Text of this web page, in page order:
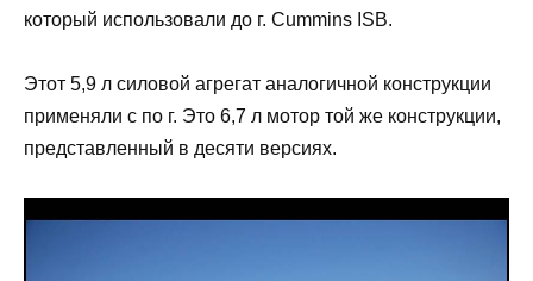
который использовали до г. Cummins ISB.
Этот 5,9 л силовой агрегат аналогичной конструкции
применяли с по г. Это 6,7 л мотор той же конструкции,
представленный в десяти версиях.